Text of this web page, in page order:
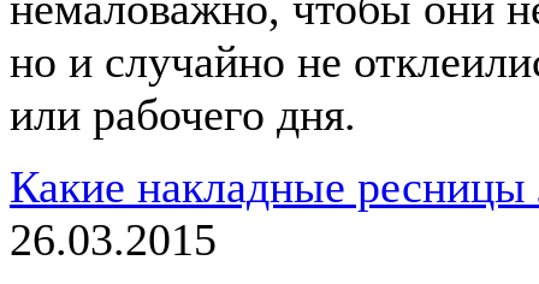
но и случайно не
или рабочего дня.
Какие накладные
26.03.2015